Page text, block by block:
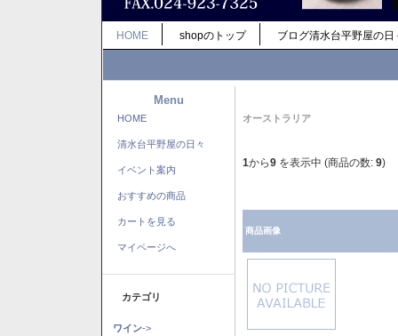
HOME shopのトップ ブログ清水台平野屋の日
Menu
HOME
清水台平野屋の日々
イベント案内
おすすめの商品
カートを見る
マイページへ
カテゴリ
ワイン->
オーストラリア
1から9 を表示中 (商品の数: 9)
商品画像